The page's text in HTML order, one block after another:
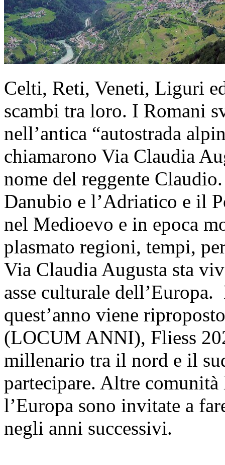
Celti, Reti, Veneti, Liguri
scambi tra loro. I Romani
nell’antica “autostrada
chiamarono Via Claudia
nome del reggente
Danubio e l’Adriatico e il
nel Medioevo e in epoca
plasmato regioni, tempi,
Via Claudia Augusta sta
asse culturale
quest’anno viene
(LOCUM ANNI), Fliess
millenario tra il nord e il
partecipare. Altre
l’Europa sono invitate a
negli anni successivi.